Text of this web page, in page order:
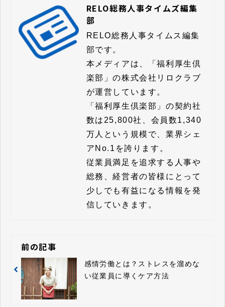
RELO総務人事タイムズ編集
部
RELO総務人事タイムス編集
部です。
本メディアは、「福利厚生倶
楽部」の株式会社リロクラブ
が運営しています。
「福利厚生倶楽部」の契約社
数は25,800社、会員数1,340
万人という規模で、業界シェ
アNo.1を誇ります。
従業員満足を追求する人事や
総務、経営者の皆様にとって
少しでも有益になる情報を発
信していきます。
前の記事
感情労働とは？ストレスを溜めな
い従業員に導くケア方法